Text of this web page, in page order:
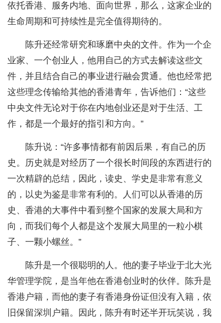
依托香港、服务内地、面向世界，那么，这家企业的
生命周期和可持续性是完全值得期待的。
陈升还经常研究和琢磨中央的文件。作为一个企
业家、一个创业人，他用自己的方式去解读这些文
件，并且结合自己的事业进行融会贯通。他也经常把
这些理念传输给其他的香港青年，告诉他们：“这些
中央文件无论对于你在内地创业还是对于生活、工
作，都是一个最好的指引和方向。”
陈升说：“许多事情都有前因后果，有自己的历
史。历史就是对经历了一个很长时间段的东西进行的
一次精辟的总结，因此，读史、学史是非常有意义
的，以史为鉴是非常有利的。人们可以从香港的历
史、香港的大事件中看到整个国家的发展大局和方
向，而我们每个人都是这个发展大局里的一粒小棋
子、一颗小螺丝。”
陈升是一个很聪明的人。他的妻子毕业于北大光
华管理学院，是当年他在香港创业时的伙伴。陈升是
香港户籍，而他的妻子有香港身份证但没有入籍，依
旧保留深圳户籍。因此，陈升有时还半开玩笑说，我